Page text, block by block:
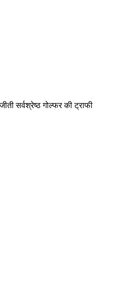
सर्वश्रेष्ठ गोल्फर की ट्राफी